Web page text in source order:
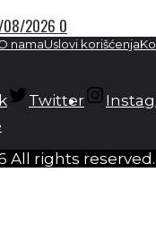
2026 0
namaUslovi korišćenja
Twitter
All rights reserved.